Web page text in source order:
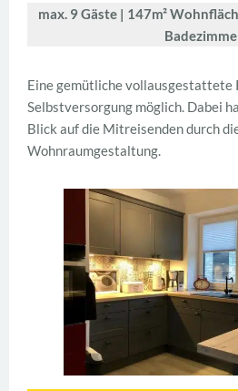
max. 9 Gäste | 147m²
Eine gemütliche vollausgestattete
Selbstversorgung möglich. Dabei
Blick auf die Mitreisenden durch
Wohnraumgestaltung.